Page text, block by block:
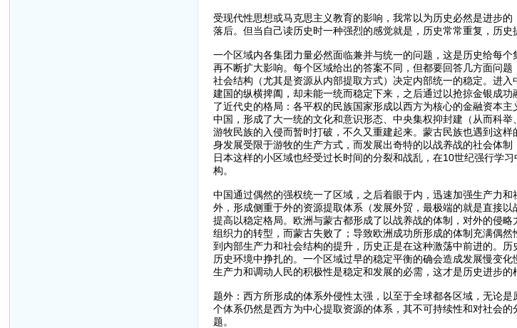
受现代性思想或马克思主义教育的影响，我常以为历史必然是进步
落后。但当自己读历史时一种强烈的感觉就是，历史常常重复，历史
一个区域内各集团力量必然面临兼并与统一的问题，这是历史给每
再不断扩大影响。每个区域给出的答案不同，但都要回答几方面问
社会结构（尤其是资源从内部提取方式）决定内部统一的稳定。进
建国的纵横捭阖，却未能一统而稳定下来，之后通过以抢掠金银成
了近代史的格局：各平权的民族国家形成以西方为核心的金融资本
中国，形成了大一统的文化和意识形态、中央集权抑封建（从而科
游牧民族的入侵而暂时打破，不久又重建起来。蒙古民族也遇到这
身发展受限于游牧的生产方式，而发展出奇特的以战养战的社会体
日本这样的小区域也经受过长时间的分裂和战乱，在10世纪强行学
构。
中国通过偶然的强权统一了区域，之后着眼于内，迅速加强生产力
外，形成侧重于外的资源提取体系（发展外贸，最极端的就是直接
提高以稳定格局。欧洲与蒙古都形成了以战养战的体制，对外的侵
组织力的转型，而蒙古失败了；导致欧洲成功所形成的体制充满偶
到内部生产力和社会结构的提升，历史正是在这种激荡中前进的。
历史环境中挣扎的。一个区域过早的稳定平衡的确会造成发展慢变
生产力和调动人民的积极性是稳定和发展的必需，这才是历史进步的
题外：西方所形成的体系外侵性太强，以至于全球都各区域，无论
个体系仍然是西方为中心提取资源的体系，其不可持续性和对社会
题。